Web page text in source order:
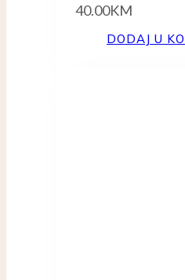
40.00KM
DODAJ U